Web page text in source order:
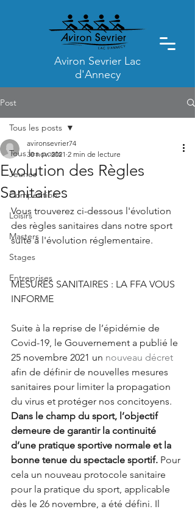
Aviron Sevrier Lac
d'Annecy
Post
Tous les posts
Jeunes
Compétition
Loisirs
Masters
Stages
Entreprises
Tous les posts
Evolution des Règles
Sanitaires
avironsevrier74
30 nov. 2021 2 min de lecture
Vous trouverez ci-dessous l'évolution
des règles sanitaires dans notre sport
suite à l'évolution réglementaire.
MESURES SANITAIRES : LA FFA VOUS
INFORME
Suite à la reprise de l’épidémie de
Covid-19, le Gouvernement a publié le
25 novembre 2021 un nouveau décret
afin de définir de nouvelles mesures
sanitaires pour limiter la propagation
du virus et protéger nos concitoyens.
Dans le champ du sport, l’objectif
demeure de garantir la continuité
d’une pratique sportive normale et la
bonne tenue du spectacle sportif. Pour
cela un nouveau protocole sanitaire
pour la pratique du sport, applicable
dès le 26 novembre, a été défini. Il